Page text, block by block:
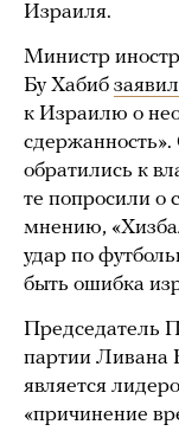
Израиля.
Министр
Бу Хабиб заявил
к Израилю о
обратились к
те попросили о
мнению,
удар по
быть ошибка
Председатель
партии Ливана
является
«причинение